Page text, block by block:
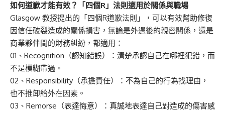
如何道歉才能有效？「四個R」法則適用於關係與職場
Glasgow 教授提出的「四個R道歉法則」，可以有效幫助修復
因信任破裂造成的關係損害，無論是外遇後的親密關係，還是
商業夥伴間的財務糾紛，都適用：
01、Recognition（認知錯誤）：清楚承認自己在哪裡犯錯，而
不是模糊帶過。
02、Responsibility（承擔責任）：不為自己的行為找理由，
也不推卸給外在因素。
03、Remorse（表達悔意）：真誠地表達自己對造成的傷害感